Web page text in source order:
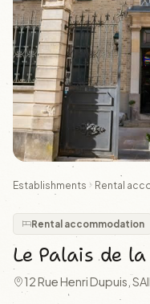
Establishments Rental
Rental accommodation
Le Palais de
12 Rue Henri Dupuis,